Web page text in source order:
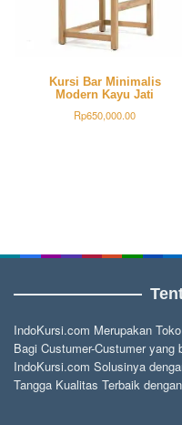
Kursi Bar Minimalis
Modern Kayu Jati
Rp650,000.00
IndoKursi.com Merupakan
Bagi Custumer-Custumer yang
IndoKursi.com Solusinya
Tangga Kualitas Terbaik